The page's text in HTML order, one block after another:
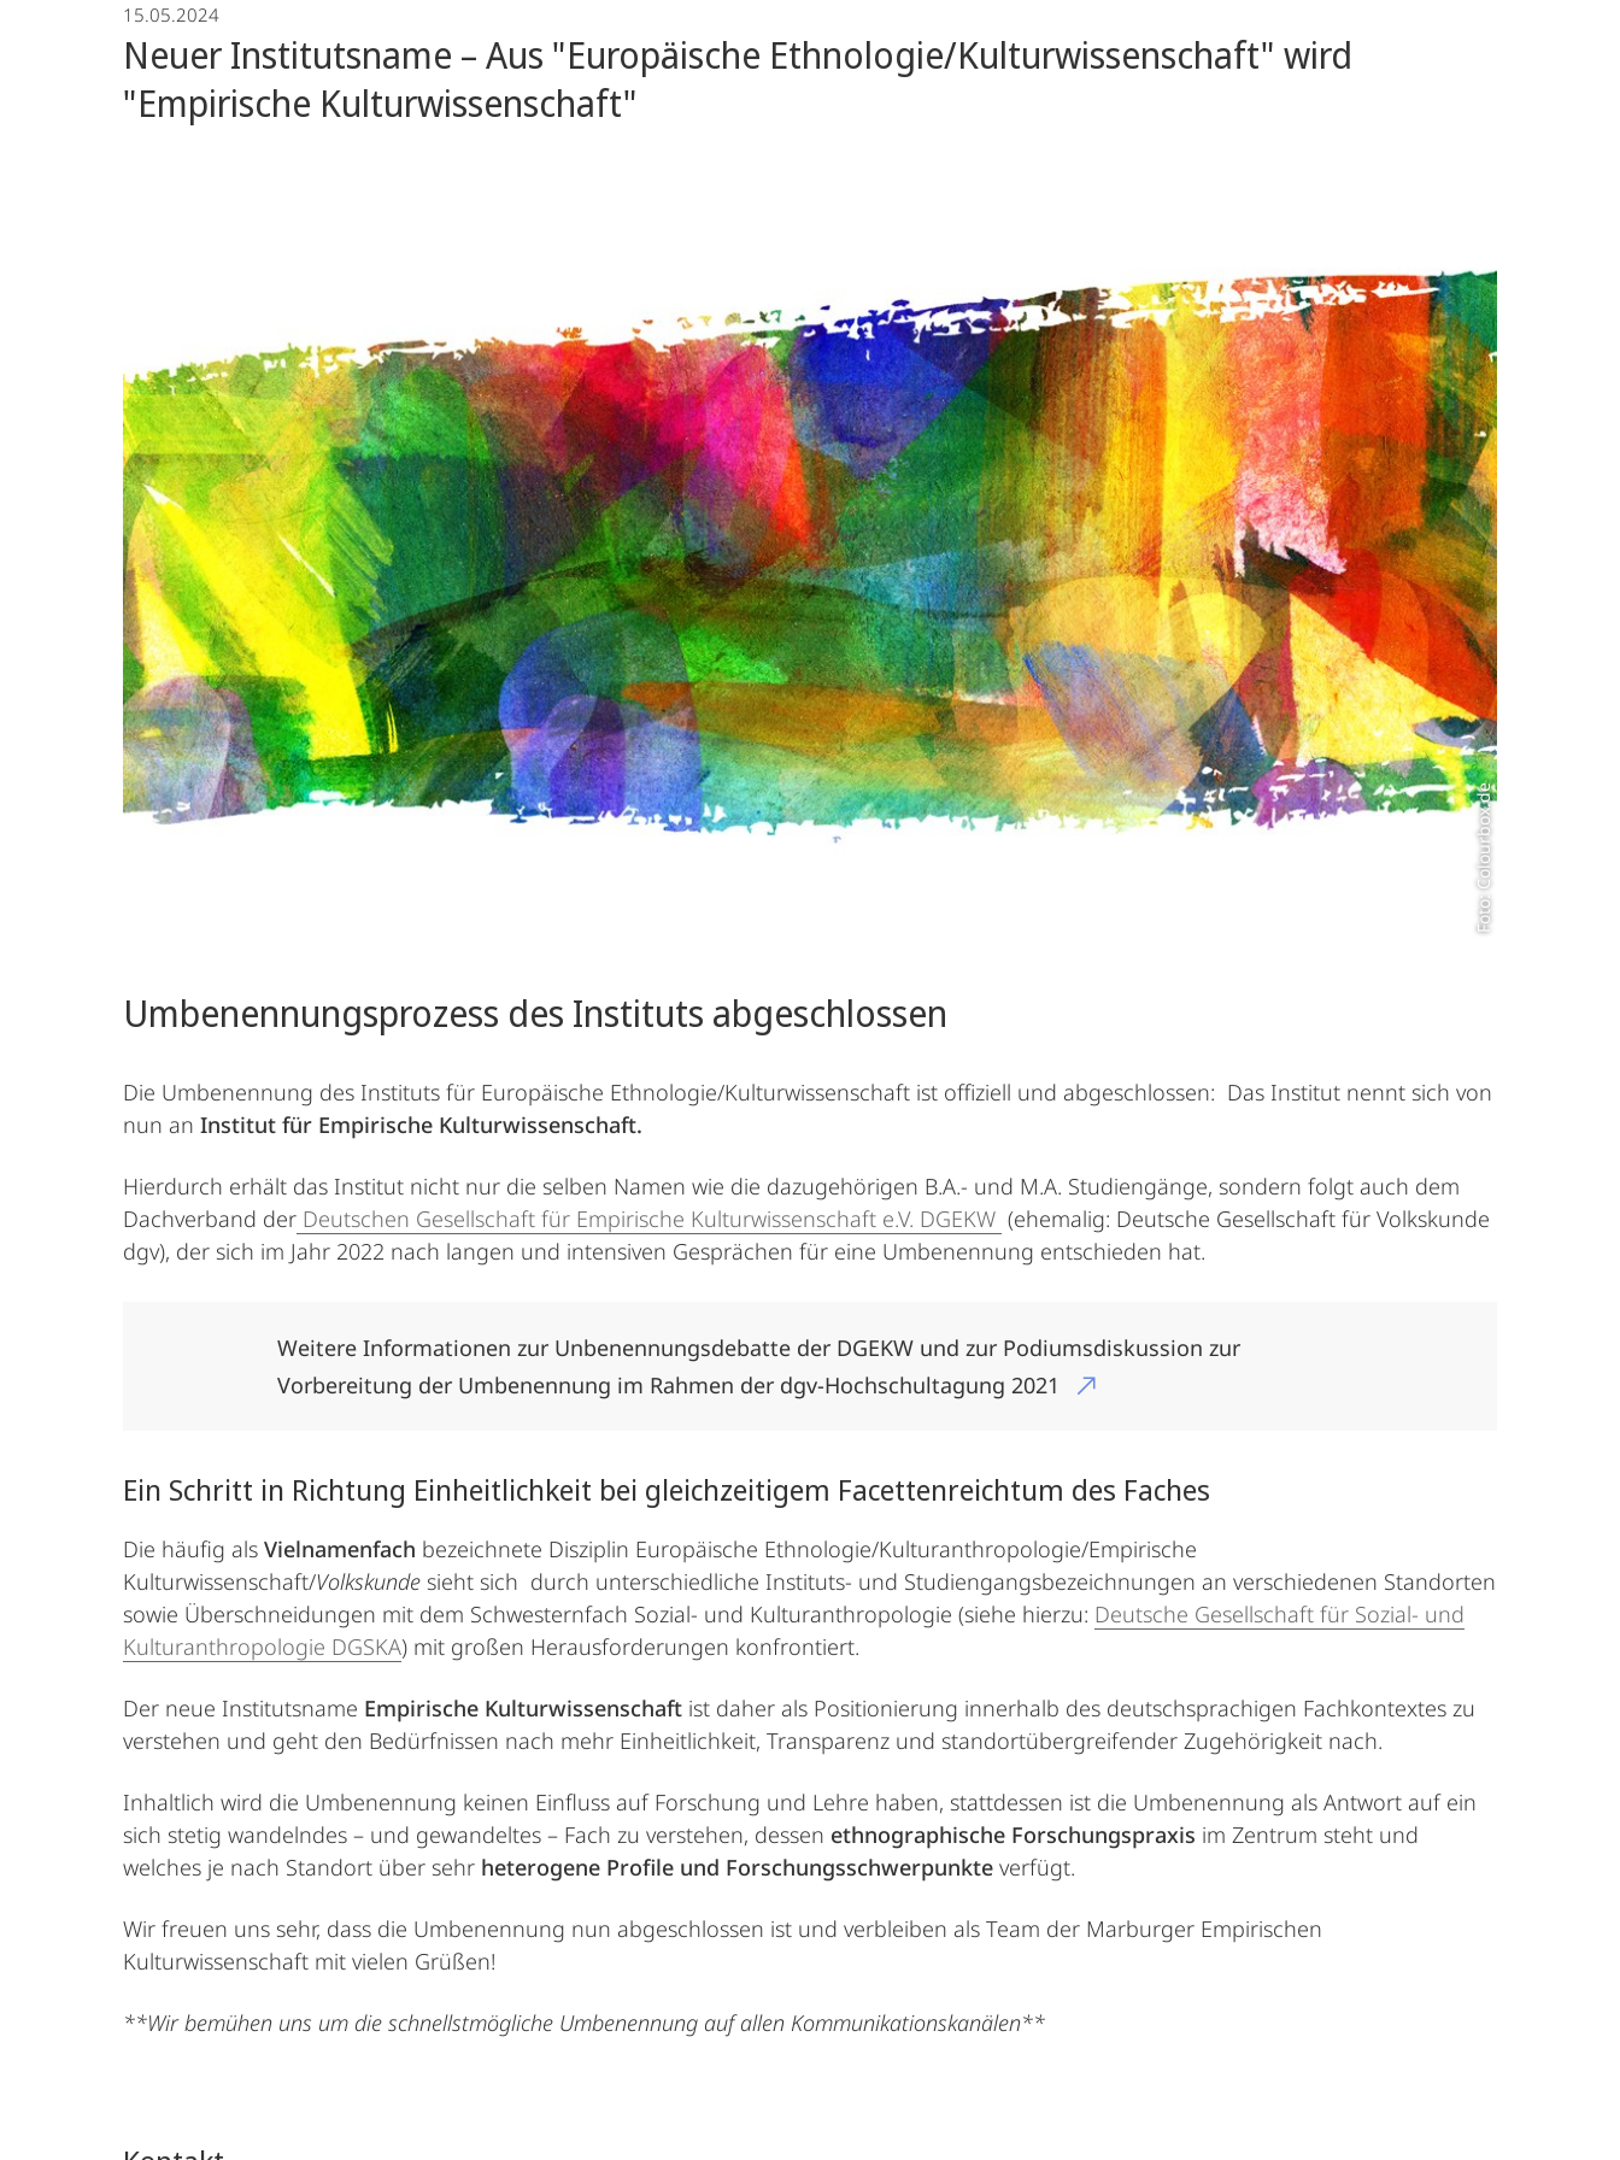
15.05.2024
Neuer Institutsname – Aus "Europäische Ethnologie/Kulturwissenschaft" wird
"Empirische Kulturwissenschaft"
Foto: Colourbox.de
Umbenennungsprozess des Instituts abgeschlossen
Die Umbenennung des Instituts für Europäische Ethnologie/Kulturwissenschaft ist offiziell und abgeschlossen: Das Institut nennt sich von
nun an Institut für Empirische Kulturwissenschaft.
Hierdurch erhält das Institut nicht nur die selben Namen wie die dazugehörigen B.A.- und M.A. Studiengänge, sondern folgt auch dem
Dachverband der Deutschen Gesellschaft für Empirische Kulturwissenschaft e.V. DGEKW (ehemalig: Deutsche Gesellschaft für Volkskunde
dgv), der sich im Jahr 2022 nach langen und intensiven Gesprächen für eine Umbenennung entschieden hat.
Weitere Informationen zur Unbenennungsdebatte der DGEKW und zur Podiumsdiskussion zur
Vorbereitung der Umbenennung im Rahmen der dgv-Hochschultagung 2021
Ein Schritt in Richtung Einheitlichkeit bei gleichzeitigem Facettenreichtum des Faches
Die häufig als Vielnamenfach bezeichnete Disziplin Europäische Ethnologie/Kulturanthropologie/Empirische
Kulturwissenschaft/Volkskunde sieht sich durch unterschiedliche Instituts- und Studiengangsbezeichnungen an verschiedenen Standorten
sowie Überschneidungen mit dem Schwesternfach Sozial- und Kulturanthropologie (siehe hierzu: Deutsche Gesellschaft für Sozial- und
Kulturanthropologie DGSKA) mit großen Herausforderungen konfrontiert.
Der neue Institutsname Empirische Kulturwissenschaft ist daher als Positionierung innerhalb des deutschsprachigen Fachkontextes zu
verstehen und geht den Bedürfnissen nach mehr Einheitlichkeit, Transparenz und standortübergreifender Zugehörigkeit nach.
Inhaltlich wird die Umbenennung keinen Einfluss auf Forschung und Lehre haben, stattdessen ist die Umbenennung als Antwort auf ein
sich stetig wandelndes – und gewandeltes – Fach zu verstehen, dessen ethnographische Forschungspraxis im Zentrum steht und
welches je nach Standort über sehr heterogene Profile und Forschungsschwerpunkte verfügt.
Wir freuen uns sehr, dass die Umbenennung nun abgeschlossen ist und verbleiben als Team der Marburger Empirischen
Kulturwissenschaft mit vielen Grüßen!
**Wir bemühen uns um die schnellstmögliche Umbenennung auf allen Kommunikationskanälen**